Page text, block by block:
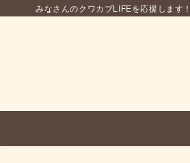
みなさんのクワカブLIFEを応援します